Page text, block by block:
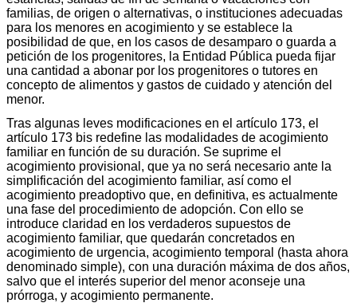
familias, de origen o alternativas, o instituciones adecuadas
para los menores en acogimiento y se establece la
posibilidad de que, en los casos de desamparo o guarda a
petición de los progenitores, la Entidad Pública pueda fijar
una cantidad a abonar por los progenitores o tutores en
concepto de alimentos y gastos de cuidado y atención del
menor.
Tras algunas leves modificaciones en el artículo 173, el
artículo 173 bis redefine las modalidades de acogimiento
familiar en función de su duración. Se suprime el
acogimiento provisional, que ya no será necesario ante la
simplificación del acogimiento familiar, así como el
acogimiento preadoptivo que, en definitiva, es actualmente
una fase del procedimiento de adopción. Con ello se
introduce claridad en los verdaderos supuestos de
acogimiento familiar, que quedarán concretados en
acogimiento de urgencia, acogimiento temporal (hasta ahora
denominado simple), con una duración máxima de dos años,
salvo que el interés superior del menor aconseje una
prórroga, y acogimiento permanente.